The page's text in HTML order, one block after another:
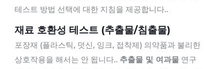
테스트 방법 선택에 대한 지침을 제공합니다..
재료 호환성 테스트 (추출물/침출물)
포장재 (플라스틱, 덧신, 잉크, 접착제) 의약품과 불리한
상호작용을 해서는 안 됩니다.. 추출물 및 여과물 연구